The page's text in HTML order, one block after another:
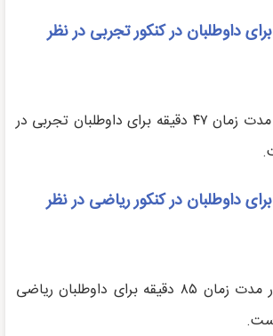
داوطلبان در کنکور تجربی در نظر
۳۰ سوال ریاضی در مدت زمان ۴۷ دقیقه برای داوطلبان تجربی در
داوطلبان در کنکور ریاضی در نظر
۵۵ سوال ریاضی در مدت زمان ۸۵ دقیقه برای داوطلبان ریاضی